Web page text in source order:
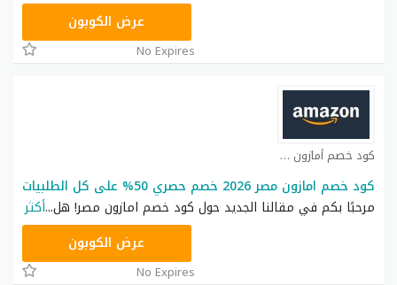
HELLO50عرض الكوبون
No Expires
كود خصم أمازون كوبون
كود خصم امازون مصر 2026 خصم حصري 50% على كل الطلبيات
مرحبًا بكم في مقالنا الجديد حول كود خصم امازون مصر! هل...أكثر
VISA15عرض الكوبون
No Expires